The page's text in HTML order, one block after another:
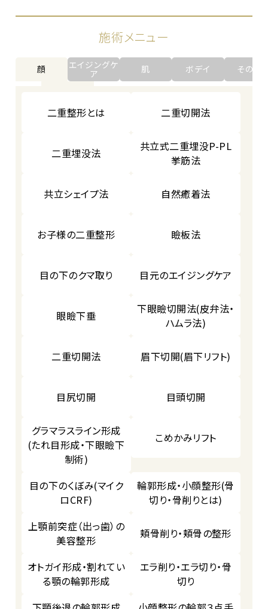
施術メニュー
顔 エイジングケ
ア 肌 ボデイ その他
二重整形とは 二重切開法
二重埋没法
共立式二重埋没P-PL
挙筋法
共立シェイプ法 自然癒着法
お子様の二重整形 瞼板法
目の下のクマ取り 目元のエイジングケア
眼瞼下垂
下眼瞼切開法(皮弁法・
ハムラ法)
二重切開法 眉下切開(眉下リフト)
目尻切開 目頭切開
グラマラスライン形成
(たれ目形成・下眼瞼下
制術)
こめかみリフト
目の下のくぼみ(マイク
ロCRF)
輪郭形成・小顔整形(骨
切り・骨削りとは)
上顎前突症（出っ歯）の
美容整形
頬骨削り・頬骨の整形
オトガイ形成・割れてい
る顎の輪郭形成
エラ削り・エラ切り・骨
切り